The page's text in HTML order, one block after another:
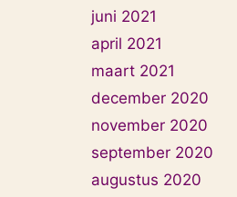
juni 2021
april 2021
maart 2021
december 2020
november 2020
september 2020
augustus 2020